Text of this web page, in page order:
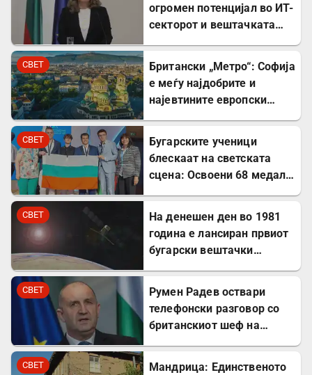
огромен потенцијал во ИТ-
секторот и вештачката
СВЕТ
Британски „Метро“: Софија
е меѓу најдобрите и
најевтините европски
СВЕТ
Бугарските ученици
блескаат на светската
сцена: Освоени 68 медали
година
СВЕТ
На денешен ден во 1981
година е лансиран првиот
бугарски вештачки
СВЕТ
Румен Радев оствари
телефонски разговор со
британскиот шеф на
СВЕТ
Мандрица: Единственото